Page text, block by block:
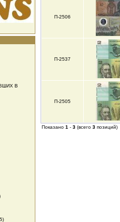
В
П-2506
П-2537
П-2505
Показано 1 - 3 (всего 3 позиций)